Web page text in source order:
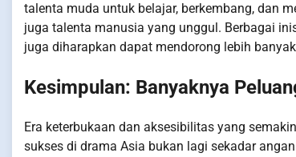
talenta muda untuk belajar, berkembang, dan
juga talenta manusia yang unggul. Berbagai
juga diharapkan dapat mendorong lebih
Kesimpulan: Banyaknya
Era keterbukaan dan aksesibilitas yang
sukses di drama Asia bukan lagi sekadar